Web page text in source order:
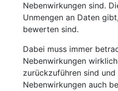
Nebenwirkungen sind.
Unmengen an Daten
bewerten sind.
Dabei muss immer
Nebenwirkungen
zurückzuführen sind und
Nebenwirkungen auch